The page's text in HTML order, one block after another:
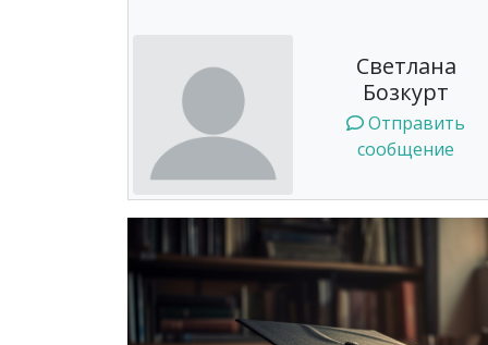
Светлана
Бозкурт
Отправить
сообщение